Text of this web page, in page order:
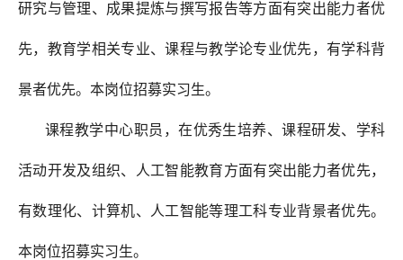
研究与管理、成果提炼与撰写报告等方面有突出能力者优
先，教育学相关专业、课程与教学论专业优先，有学科背
景者优先。本岗位招募实习生。
课程教学中心职员，在优秀生培养、课程研发、学科
活动开发及组织、人工智能教育方面有突出能力者优先，
有数理化、计算机、人工智能等理工科专业背景者优先。
本岗位招募实习生。